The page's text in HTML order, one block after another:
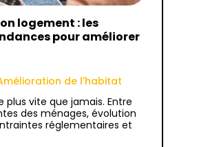
logement : les
pour améliorer
de l'habitat
plus vite que jamais. Entre
des ménages, évolution
réglementaires et